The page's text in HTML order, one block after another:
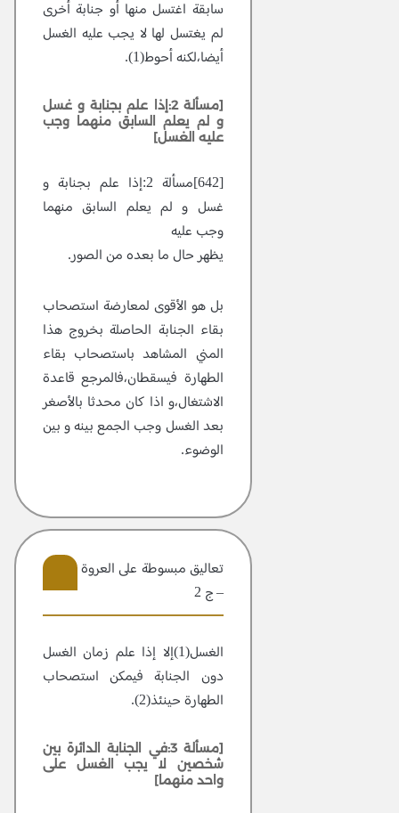
سابقة اغتسل منها أو جنابة أخرى
لم يغتسل لها لا يجب عليه الغسل
أيضا،لكنه أحوط(1).
[مسألة 2:إذا علم بجنابة و غسل
و لم يعلم السابق منهما وجب
عليه الغسل]
[642]مسألة 2:إذا علم بجنابة و
غسل و لم يعلم السابق منهما
وجب عليه
يظهر حال ما بعده من الصور.
بل هو الأقوى لمعارضة استصحاب
بقاء الجنابة الحاصلة بخروج هذا
المني المشاهد باستصحاب بقاء
الطهارة فيسقطان،فالمرجع قاعدة
الاشتغال،و اذا كان محدثا بالأصغر
بعد الغسل وجب الجمع بينه و بين
الوضوء.
تعاليق مبسوطة علی العروة الوثقی
– ج 2
الغسل(1)إلا إذا علم زمان الغسل
دون الجنابة فيمكن استصحاب
الطهارة حينئذ(2).
[مسألة 3:في الجنابة الدائرة بين
شخصين لا يجب الغسل على
واحد منهما]